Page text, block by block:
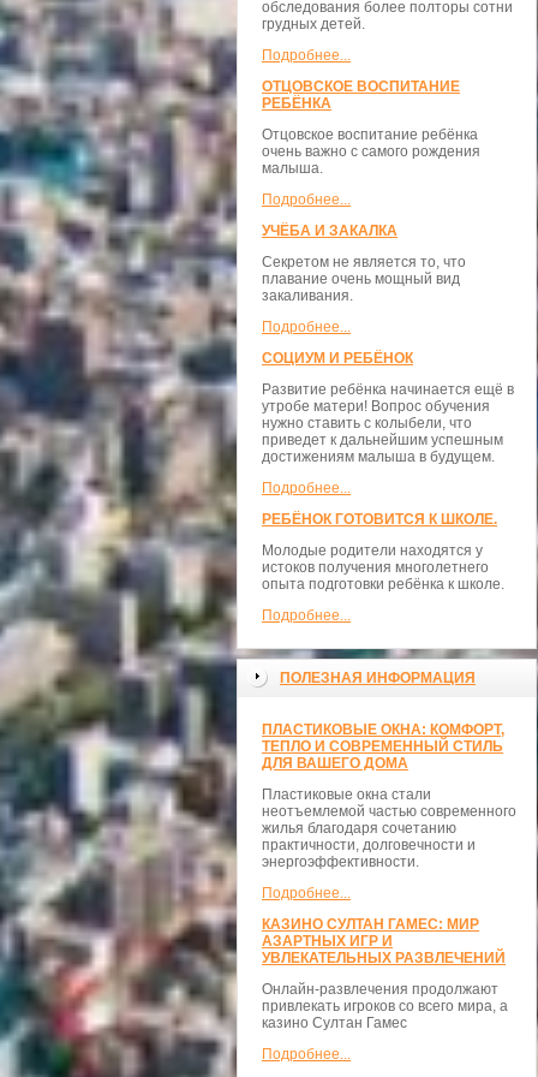
обследования более полторы сотни
грудных детей.
Подробнее...
ОТЦОВСКОЕ ВОСПИТАНИЕ
РЕБЁНКА
Отцовское воспитание ребёнка
очень важно с самого рождения
малыша.
Подробнее...
УЧЁБА И ЗАКАЛКА
Секретом не является то, что
плавание очень мощный вид
закаливания.
Подробнее...
СОЦИУМ И РЕБЁНОК
Развитие ребёнка начинается ещё в
утробе матери! Вопрос обучения
нужно ставить с колыбели, что
приведет к дальнейшим успешным
достижениям малыша в будущем.
Подробнее...
РЕБЁНОК ГОТОВИТСЯ К ШКОЛЕ.
Молодые родители находятся у
истоков получения многолетнего
опыта подготовки ребёнка к школе.
Подробнее...
ПОЛЕЗНАЯ ИНФОРМАЦИЯ
ПЛАСТИКОВЫЕ ОКНА: КОМФОРТ,
ТЕПЛО И СОВРЕМЕННЫЙ СТИЛЬ
ДЛЯ ВАШЕГО ДОМА
Пластиковые окна стали
неотъемлемой частью современного
жилья благодаря сочетанию
практичности, долговечности и
энергоэффективности.
Подробнее...
КАЗИНО СУЛТАН ГАМЕС: МИР
АЗАРТНЫХ ИГР И
УВЛЕКАТЕЛЬНЫХ РАЗВЛЕЧЕНИЙ
Онлайн-развлечения продолжают
привлекать игроков со всего мира, а
казино Султан Гамес
Подробнее...